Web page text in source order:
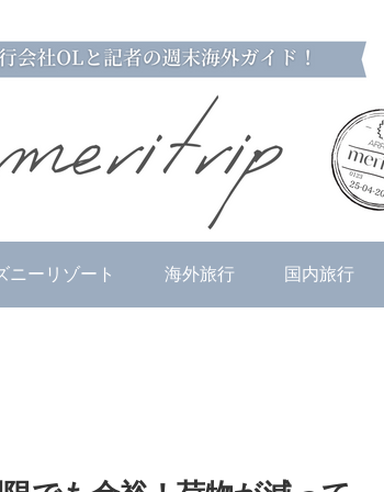
ニーリゾート 海外旅行 国内旅行